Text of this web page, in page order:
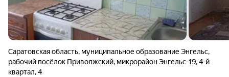
Саратовская область, муниципальное образование Энгельс,
рабочий посёлок Приволжский, микрорайон Энгельс-19,4-й
квартал,4